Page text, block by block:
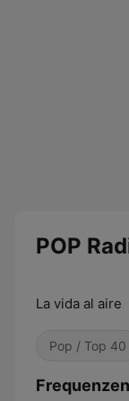
POP
La vida al aire
Pop / Top 40